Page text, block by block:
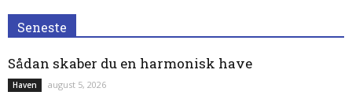
Seneste
Sådan skaber du en harmonisk have
Haven august 5, 2026